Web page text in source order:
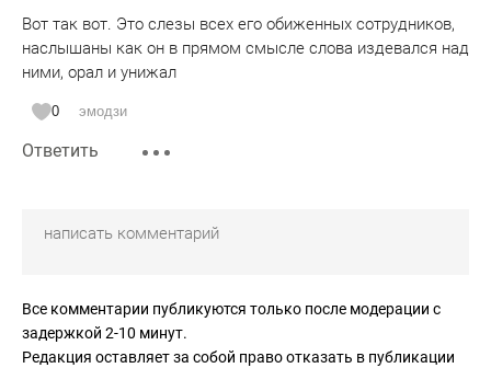
Вот так вот. Это слезы всех его обиженных сотрудников,
наслышаны как он в прямом смысле слова издевался над
ними, орал и унижал
0 эмодзи
Ответить
Все комментарии публикуются только после модерации с
задержкой 2-10 минут.
Редакция оставляет за собой право отказать в публикации